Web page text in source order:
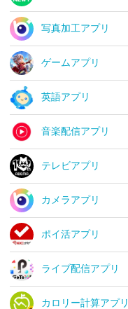
写真加工アプリ
ゲームアプリ
英語アプリ
音楽配信アプリ
テレビアプリ
カメラアプリ
ポイ活アプリ
ライブ配信アプリ
カロリー計算アプリ